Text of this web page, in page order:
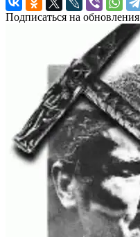
Подписаться на обновления